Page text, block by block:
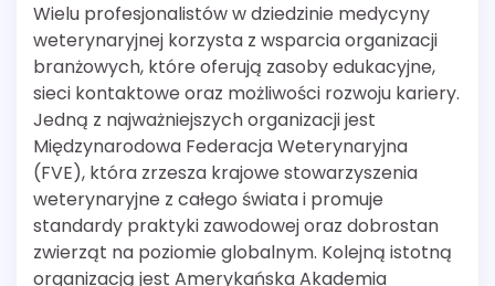
Wielu profesjonalistów w dziedzinie medycyny
weterynaryjnej korzysta z wsparcia organizacji
branżowych, które oferują zasoby edukacyjne,
sieci kontaktowe oraz możliwości rozwoju kariery.
Jedną z najważniejszych organizacji jest
Międzynarodowa Federacja Weterynaryjna
(FVE), która zrzesza krajowe stowarzyszenia
weterynaryjne z całego świata i promuje
standardy praktyki zawodowej oraz dobrostan
zwierząt na poziomie globalnym. Kolejną istotną
organizacją jest Amerykańska Akademia